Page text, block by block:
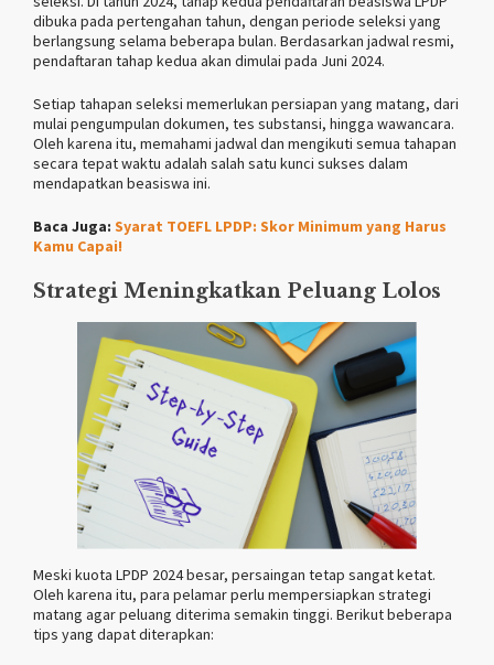
dibuka pada pertengahan tahun, dengan periode seleksi yang
berlangsung selama beberapa bulan. Berdasarkan jadwal resmi,
pendaftaran tahap kedua akan dimulai pada Juni 2024​.
Setiap tahapan seleksi memerlukan persiapan yang matang, dari
mulai pengumpulan dokumen, tes substansi, hingga wawancara.
Oleh karena itu, memahami jadwal dan mengikuti semua tahapan
secara tepat waktu adalah salah satu kunci sukses dalam
mendapatkan beasiswa ini.
Baca Juga: Syarat TOEFL LPDP: Skor Minimum yang Harus
Kamu Capai!
Strategi Meningkatkan Peluang Lolos
Meski kuota LPDP 2024 besar, persaingan tetap sangat ketat.
Oleh karena itu, para pelamar perlu mempersiapkan strategi
matang agar peluang diterima semakin tinggi. Berikut beberapa
tips yang dapat diterapkan: